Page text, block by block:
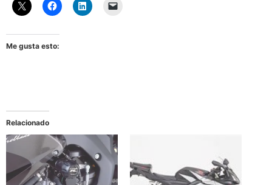
Me gusta esto:
Relacionado